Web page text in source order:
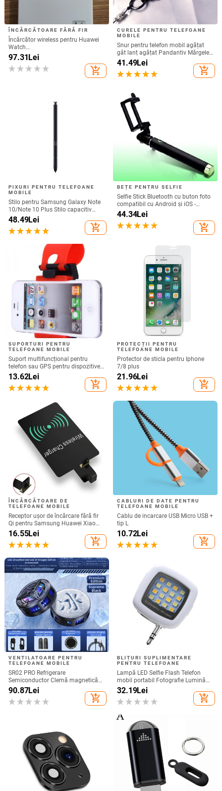
ÎNCĂRCĂTOARE FĂRĂ FIR
Încărcător wireless pentru Huawei
Watch
GT6/GT5/Watch5/Watch4/GT4 –
corp metalic, încărcare magnetică,
QC 3.0 încărcare rapidă, ieșire 5W
97.31Lei
add_shopping_cart
CURELE PENTRU TELEFOANE
MOBILE
Snur pentru telefon mobil agățat
gât lanț agățat Pandantiv Mărgele
de cristal realizat manual Coarda
anti-pierdere pentru iPhone Curea
detașabilă
41.49Lei
add_shopping_cart
PIXURI PENTRU TELEFOANE
MOBILE
Stilo pentru Samsung Galaxy Note
10/Note 10 Plus Stilo capacitiv
universal Ecran tactil sensibil SPen
Nu este compatibil cu Bluetooth
48.49Lei
add_shopping_cart
BEȚE PENTRU SELFIE
Selfie Stick Bluetooth cu buton foto
compatibil cu Android și iOS -
Negru / Verde
44.34Lei
add_shopping_cart
SUPORTURI PENTRU
TELEFOANE MOBILE
Suport multifuncțional pentru
telefon sau GPS pentru dispozitive
de până la 76 mm / 4,8 inchi
13.62Lei
add_shopping_cart
PROTECȚII PENTRU
TELEFOANE MOBILE
Protector de sticla pentru Iphone
7/8 plus
21.96Lei
add_shopping_cart
ÎNCĂRCĂTOARE DE
TELEFOANE MOBILE
Receptor ușor de încărcare fără fir
Qi pentru Samsung Huawei Xiaomi
Adaptor de încărcare rapid fără fir
micro USB tip C universal
16.55Lei
add_shopping_cart
CABLURI DE DATE PENTRU
TELEFOANE MOBILE
Cablu de incarcare USB Micro USB +
tip L
10.72Lei
add_shopping_cart
VENTILATOARE PENTRU
TELEFOANE MOBILE
SR02 PRO Refrigerare
Semiconductor Clemă magnetică
spate Radiator telefon mobil Joc
Live Afișaj digital Furnizare directă
din fabrică
90.87Lei
add_shopping_cart
BLIȚURI SUPLIMENTARE
PENTRU TELEFOANE
Lampă LED Selfie Flash Telefon
mobil portabil Fotografie Lumină
de umplere Reîncărcabilă
32.19Lei
add_shopping_cart